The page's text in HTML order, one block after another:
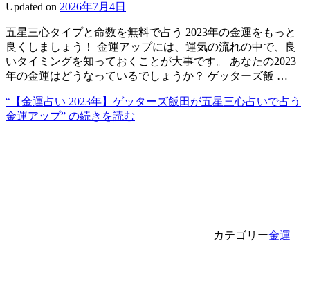
Updated on 2026年7月4日
五星三心タイプと命数を無料で占う 2023年の金運をもっと
良くしましょう！ 金運アップには、運気の流れの中で、良
いタイミングを知っておくことが大事です。 あなたの2023
年の金運はどうなっているでしょうか？ ゲッターズ飯 …
“【金運占い 2023年】ゲッターズ飯田が五星三心占いで占う
金運アップ” の続きを読む
カテゴリー金運